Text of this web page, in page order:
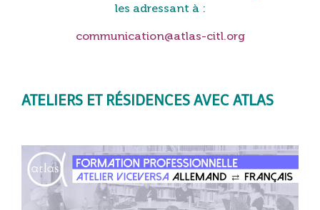
les adressant à :
communication@atlas-citl.org
ATELIERS ET RÉSIDENCES AVEC ATLAS